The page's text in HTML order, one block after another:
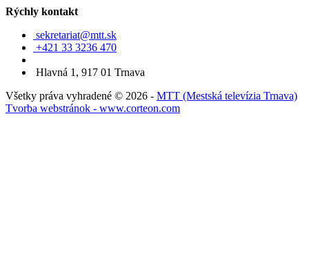
Rýchly kontakt
sekretariat@mtt.sk
+421 33 3236 470
Hlavná 1, 917 01 Trnava
Všetky práva vyhradené © 2026 - MTT (Mestská televízia Trnava)
Tvorba webstránok - www.corteon.com